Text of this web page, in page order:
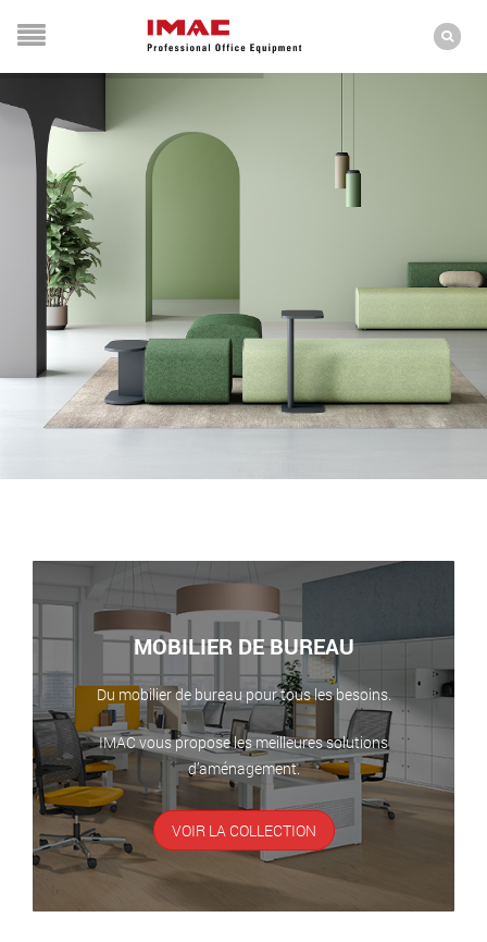
MOBILIER DE BUREAU
Du mobilier de bureau pour tous les besoins.
IMAC vous propose les meilleures solutions
d’aménagement.
VOIR LA COLLECTION